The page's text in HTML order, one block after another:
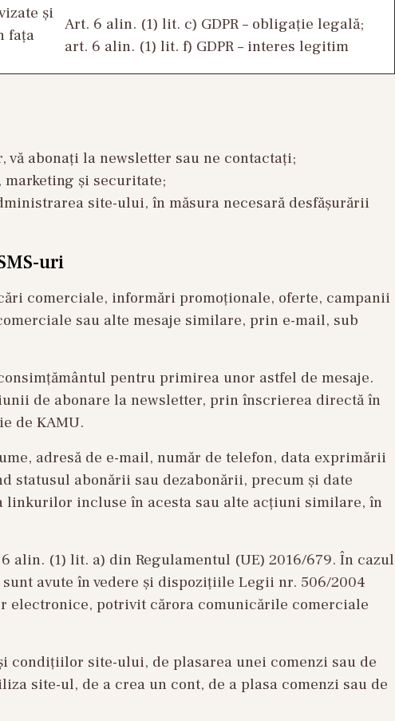
și
fața
Art. 6 alin. (1) lit. c) GDPR – obligație legală;
art. 6 alin. (1) lit. f) GDPR – interes legitim
abonați la newsletter sau ne contactați;
și securitate;
site-ului, în măsura necesară desfășurării
uri
comerciale, informări promoționale, oferte, campanii
sau alte mesaje similare, prin e-mail, sub
pentru primirea unor astfel de mesaje.
de abonare la newsletter, prin înscrierea directă în
de KAMU.
adresă de e-mail, număr de telefon, data exprimării
abonării sau dezabonării, precum și date
linkurilor incluse în acesta sau alte acțiuni similare, în
(1) lit. a) din Regulamentul (UE) 2016/679. În cazul
avute în vedere și dispozițiile Legii nr. 506/2004
potrivit cărora comunicările comerciale
site-ului, de plasarea unei comenzi sau de
site-ul, de a crea un cont, de a plasa comenzi sau de